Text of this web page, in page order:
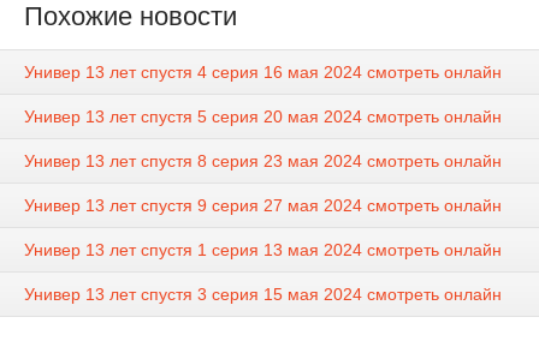
Похожие новости
Универ 13 лет спустя 4 серия 16 мая 2024 смотреть онлайн
Универ 13 лет спустя 5 серия 20 мая 2024 смотреть онлайн
Универ 13 лет спустя 8 серия 23 мая 2024 смотреть онлайн
Универ 13 лет спустя 9 серия 27 мая 2024 смотреть онлайн
Универ 13 лет спустя 1 серия 13 мая 2024 смотреть онлайн
Универ 13 лет спустя 3 серия 15 мая 2024 смотреть онлайн